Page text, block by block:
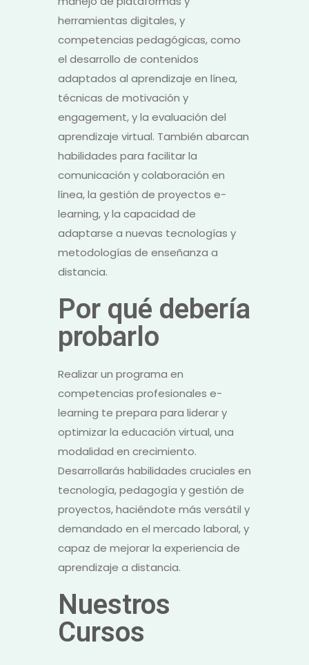
herramientas digitales, y
competencias pedagógicas, como
el desarrollo de contenidos
adaptados al aprendizaje en línea,
técnicas de motivación y
engagement, y la evaluación del
aprendizaje virtual. También abarcan
habilidades para facilitar la
comunicación y colaboración en
línea, la gestión de proyectos e-
learning, y la capacidad de
adaptarse a nuevas tecnologías y
metodologías de enseñanza a
distancia.
Por qué debería
probarlo
Realizar un programa en
competencias profesionales e-
learning te prepara para liderar y
optimizar la educación virtual, una
modalidad en crecimiento.
Desarrollarás habilidades cruciales en
tecnología, pedagogía y gestión de
proyectos, haciéndote más versátil y
demandado en el mercado laboral, y
capaz de mejorar la experiencia de
aprendizaje a distancia.
Nuestros
Cursos